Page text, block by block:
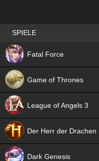
Best RPG games in Germany
SPIELE
Fatal Force
Game of Thrones
League of Angels 3
Der Herr der Drachen
Dark Genesis